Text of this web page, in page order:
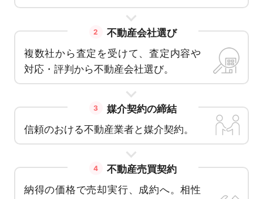
2
不動産会社選び
複数社から査定を受けて、査定内容や
対応・評判から不動産会社選び。
3
媒介契約の締結
信頼のおける不動産業者と媒介契約。
4
不動産売買契約
納得の価格で売却実行、成約へ。相性